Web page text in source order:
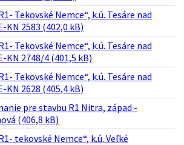
Tekovské Nemce“, k.ú. Tesáre nad
KN 2583 (402,0 kB)
Tekovské Nemce“, k.ú. Tesáre nad
KN 2748/4 (401,5 kB)
Tekovské Nemce“, k.ú. Tesáre nad
KN 2628 (405,4 kB)
pre stavbu R1 Nitra, západ -
(406,8 kB)
tekovské Nemce“, k.ú. Veľké